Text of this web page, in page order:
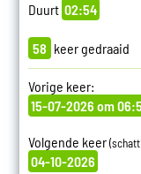
Duurt 02:54
58 keer gedraaid
Vorige keer:
15-07-2026 om
Volgende keer
04-10-2026